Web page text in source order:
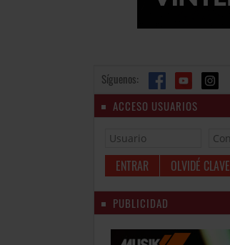
Síguenos:
ACCESO USUARIOS
OLVIDÉ CLAVE
PUBLICIDAD